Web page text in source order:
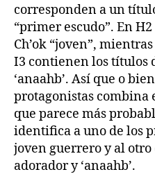
corresponden a un
“primer escudo”. En
Ch’ok “joven”,
I3 contienen los títulos
‘anaahb’. Así que o
protagonistas combina
que parece más
identifica a uno de los
joven guerrero y al otro
adorador y ‘anaahb’.